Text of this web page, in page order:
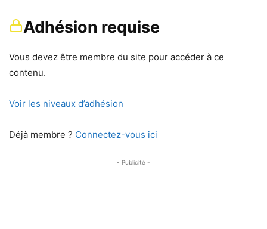
Adhésion requise
Vous devez être membre du site pour accéder à ce
contenu.
Voir les niveaux d’adhésion
Déjà membre ? Connectez-vous ici
- Publicité -